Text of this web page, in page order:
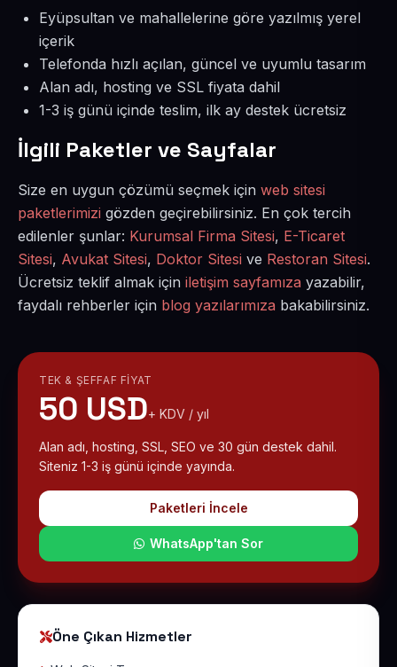
Eyüpsultan ve mahallelerine göre yazılmış yerel
içerik
Telefonda hızlı açılan, güncel ve uyumlu tasarım
Alan adı, hosting ve SSL fiyata dahil
1-3 iş günü içinde teslim, ilk ay destek ücretsiz
İlgili Paketler ve Sayfalar
Size en uygun çözümü seçmek için web sitesi
paketlerimizi gözden geçirebilirsiniz. En çok tercih
edilenler şunlar: Kurumsal Firma Sitesi, E-Ticaret
Sitesi, Avukat Sitesi, Doktor Sitesi ve Restoran Sitesi.
Ücretsiz teklif almak için iletişim sayfamıza yazabilir,
faydalı rehberler için blog yazılarımıza bakabilirsiniz.
TEK & ŞEFFAF FIYAT
50 USD+ KDV / yıl
Alan adı, hosting, SSL, SEO ve 30 gün destek dahil.
Siteniz 1-3 iş günü içinde yayında.
Paketleri İncele
WhatsApp'tan Sor
Öne Çıkan Hizmetler